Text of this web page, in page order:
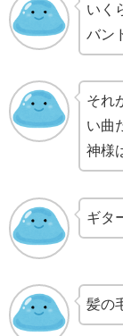
いく
バン
それ
い曲
神様
ギタ
髪の